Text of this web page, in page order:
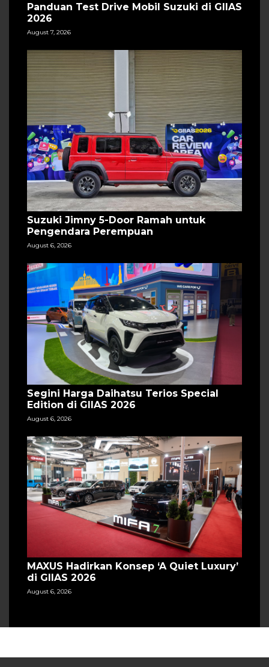
Panduan Test Drive Mobil Suzuki di GIIAS
2026
August 7, 2026
Suzuki Jimny 5-Door Ramah untuk
Pengendara Perempuan
August 6, 2026
Segini Harga Daihatsu Terios Special
Edition di GIIAS 2026
August 6, 2026
MAXUS Hadirkan Konsep ‘A Quiet Luxury’
di GIIAS 2026
August 6, 2026